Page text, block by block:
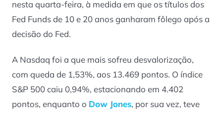
nesta quarta-feira, à medida em que os títulos dos
Fed Funds de 10 e 20 anos ganharam fôlego após a
decisão do Fed.
A Nasdaq foi a que mais sofreu desvalorização,
com queda de 1,53%, aos 13.469 pontos. O índice
S&P 500 caiu 0,94%, estacionando em 4.402
pontos, enquanto o Dow Jones, por sua vez, teve